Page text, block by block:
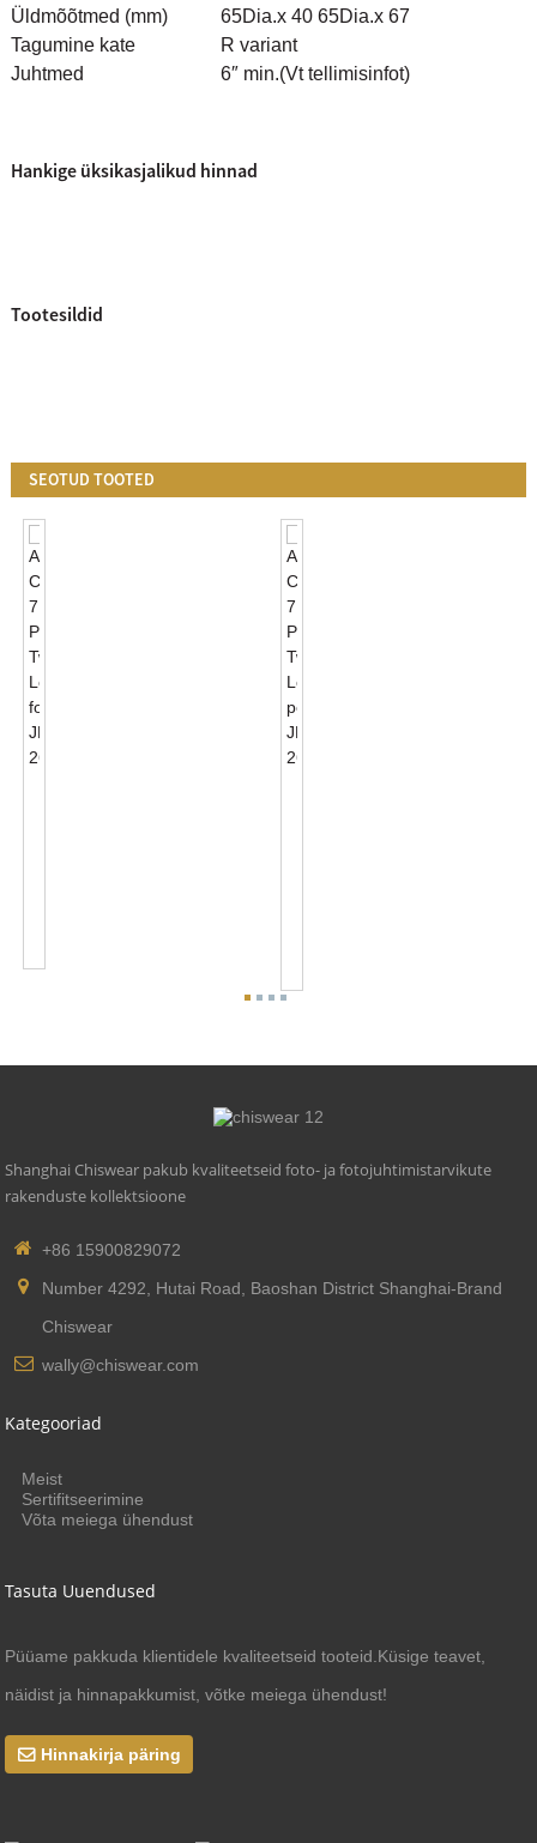
Üldmõõtmed (mm)
65Dia.x 40 65Dia.x 67
Tagumine kate
R variant
Juhtmed
6″ min.(Vt tellimisinfot)
Hankige üksikasjalikud hinnad
Tootesildid
SEOTUD TOOTED
Shanghai Chiswear pakub kvaliteetseid foto- ja fotojuhtimistarvikute
rakenduste kollektsioone
+86 15900829072
Number 4292, Hutai Road, Baoshan District Shanghai-Brand
Chiswear
wally@chiswear.com
Kategooriad
Meist
Sertifitseerimine
Võta meiega ühendust
Tasuta Uuendused
Püüame pakkuda klientidele kvaliteetseid tooteid.Küsige teavet,
näidist ja hinnapakkumist, võtke meiega ühendust!
Hinnakirja päring